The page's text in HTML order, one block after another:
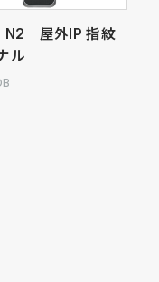
N2 屋外IP 指紋
ル